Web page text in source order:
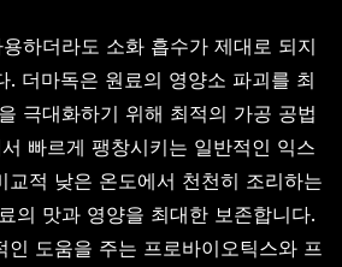
하더라도 소화 흡수가 제대로 되지
. 더마독은 원료의 영양소 파괴를 최
극대화하기 위해 최적의 가공 공법
빠르게 팽창시키는 일반적인 익스
교적 낮은 온도에서 천천히 조리하는
의 맛과 영양을 최대한 보존합니다.
인 도움을 주는 프로바이오틱스와 프